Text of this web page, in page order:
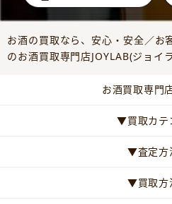
お酒の買取なら、安心・安全／お
のお酒買取専門店JOYLAB(ジョイ
お酒買取専門
▼買取カ
▼査定
▼買取